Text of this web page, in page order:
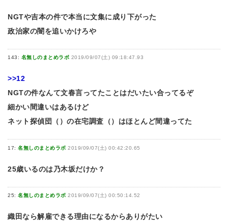
NGTや吉本の件で本当に文集に成り下がった
政治家の闇を追いかけろや
143: 名無しのまとめラボ 2019/09/07(土) 09:18:47.93
>>12
NGTの件なんて文春言ってたことはだいたい合ってるぞ
細かい間違いはあるけど
ネット探偵団（）の在宅調査（）はほとんど間違ってた
17: 名無しのまとめラボ 2019/09/07(土) 00:42:20.65
25歳いるのは乃木坂だけか？
25: 名無しのまとめラボ 2019/09/07(土) 00:50:14.52
織田なら解雇できる理由になるからありがたい